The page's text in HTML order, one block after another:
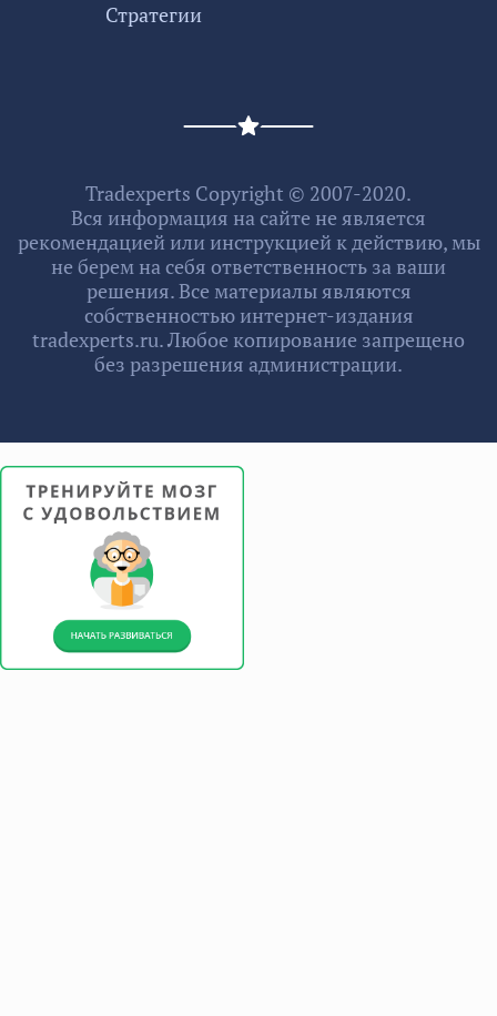
Стратегии
Tradexperts Copyright © 2007-2020.
Вся информация на сайте не является
рекомендацией или инструкцией к действию, мы
не берем на себя ответственность за ваши
решения. Все материалы являются
собственностью интернет-издания
tradexperts.ru. Любое копирование запрещено
без разрешения администрации.